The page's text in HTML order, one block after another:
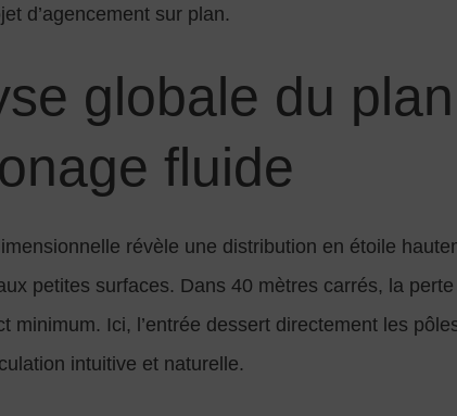
d’agencement sur plan.
globale du
fluide
révèle une distribution en étoile
petites surfaces. Dans 40 mètres carrés, la perte
minimum. Ici, l’entrée dessert directement les
intuitive et naturelle.